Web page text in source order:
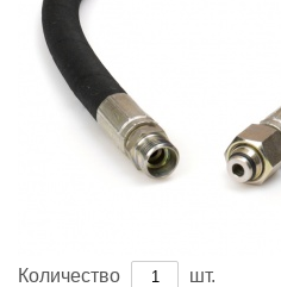
Количество шт.